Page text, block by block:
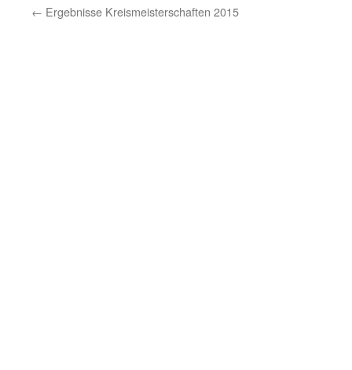
← Ergebnisse Kreismeisterschaften 2015